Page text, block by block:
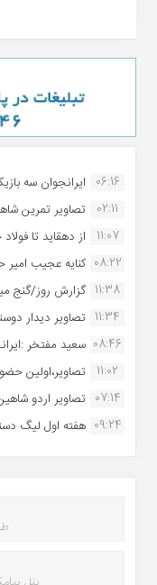
06:16 ایرانجوان سه
02:11
تصاویر تمرین
11:07
از دهقاید تا
08:22 کنایه عجیب
11:38 گزارش روز/گنج
11:34 تصاویر دیدار
08:46 سعید مفتخر
11:02
تصاویر،اولین
07:14 تصاویر اردو
09:24 هفته اول لیگ